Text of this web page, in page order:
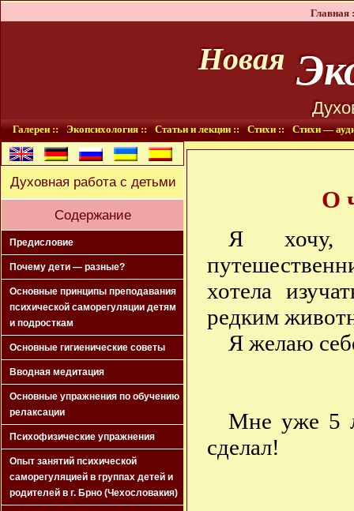
Главная
Новая
Галереи :: Экопсихология :: Статьи и лекции :: Стихи :: Стихи —
Духовная работа с детьми
Содержание
Предисловие
Почему дети — разные?
Основные принципы преподавания
психической саморегуляции детям
и подросткам
Основные гигиенические советы
Вводная медитация
Основные упражнения по обучению
релаксации
Психофизические упражнения
Опыт занятий психической
саморегуляцией в группах детей и
родителей в г. Брно (Чехословакия)
О
Я хочу,
хотела
редким
Я желаю
Мне уже 5
сделал!